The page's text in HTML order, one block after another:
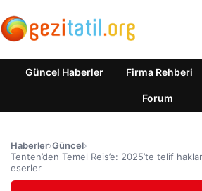
Güncel Haberler Firma Rehberi
Forum
Haberler›Güncel›
Tenten’den Temel Reis’e: 2025’te telif
eserler